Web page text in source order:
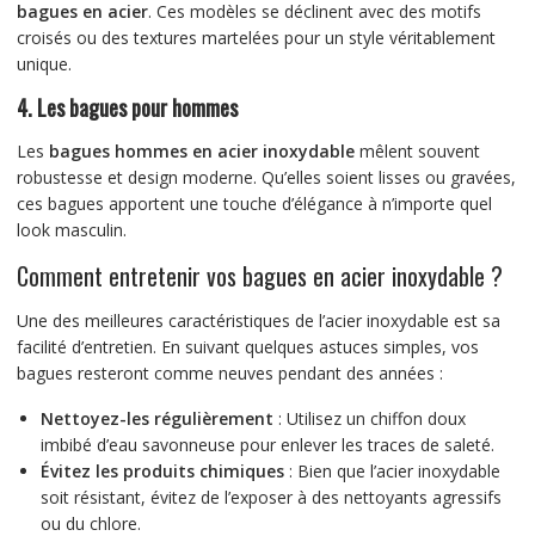
bagues en acier. Ces modèles se déclinent avec des motifs
croisés ou des textures martelées pour un style véritablement
unique.
4. Les bagues pour hommes
Les bagues hommes en acier inoxydablemêlent souvent
robustesse et design moderne. Qu’elles soient lisses ou gravées,
ces bagues apportent une touche d’élégance à n’importe quel
look masculin.
Comment entretenir vos bagues en acier inoxydable ?
Une des meilleures caractéristiques de l’acier inoxydable est sa
facilité d’entretien. En suivant quelques astuces simples, vos
bagues resteront comme neuves pendant des années :
Nettoyez-les régulièrement : Utilisez un chiffon doux
imbibé d’eau savonneuse pour enlever les traces de saleté.
Évitez les produits chimiques: Bien que l’acier inoxydable
soit résistant, évitez de l’exposer à des nettoyants agressifs
ou du chlore.